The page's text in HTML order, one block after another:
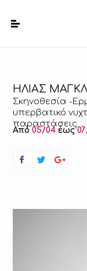
ΗΛΙΑΣ
Σκηνοθεσία -
υπερβατικό
παραστάσεις
Από05/04 έως